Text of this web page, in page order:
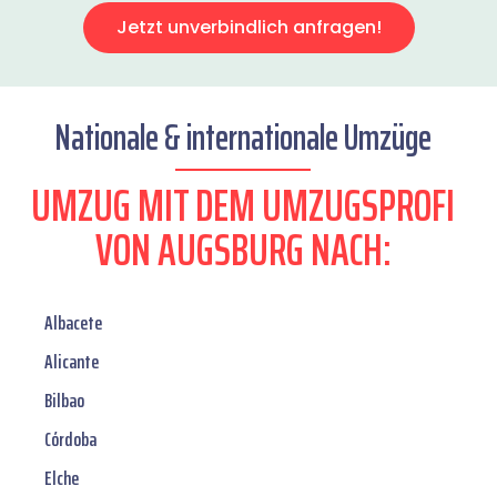
Jetzt unverbindlich anfragen!
Nationale & internationale Umzüge
UMZUG MIT DEM UMZUGSPROFI
VON AUGSBURG NACH:
Albacete
Alicante
Bilbao
Córdoba
Elche